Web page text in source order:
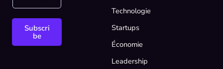
m
*
a
Subscri
be
Technologie
Startups
Économie
Leadership